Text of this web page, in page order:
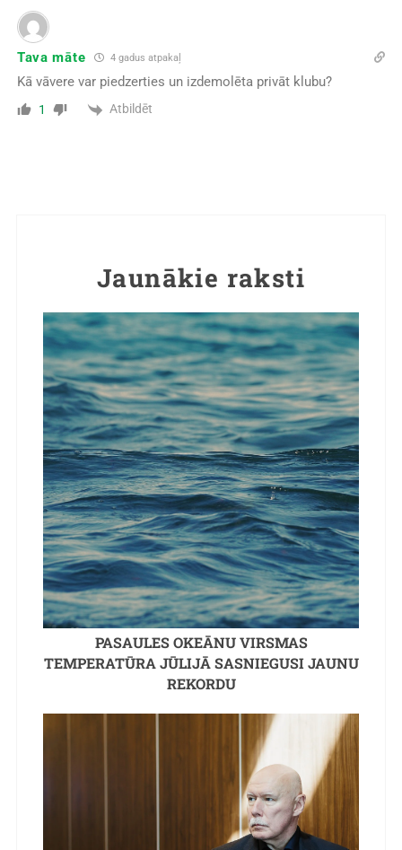
Tava māte 4 gadus atpakaļ
Kā vāvere var piedzerties un izdemolēta privāt klubu?
1 Atbildēt
Jaunākie raksti
PASAULES OKEĀNU VIRSMAS
TEMPERATŪRA JŪLIJĀ SASNIEGUSI JAUNU
REKORDU